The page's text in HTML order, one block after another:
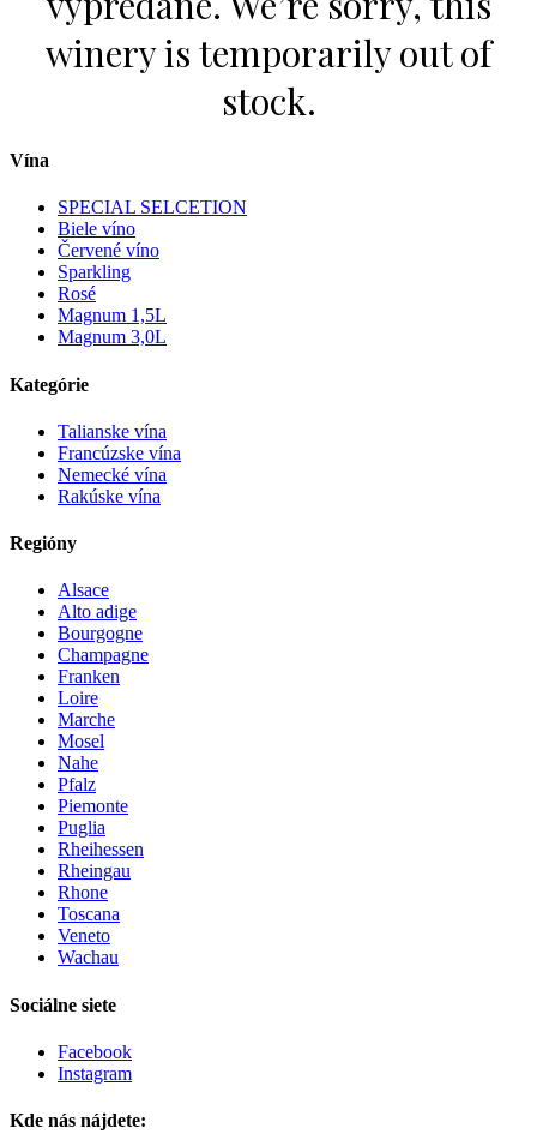
Vína
SPECIAL SELCETION
Biele víno
Červené víno
Sparkling
Rosé
Magnum 1,5L
Magnum 3,0L
Kategórie
Talianske vína
Francúzske vína
Nemecké vína
Rakúske vína
Regióny
Alsace
Alto adige
Bourgogne
Champagne
Franken
Loire
Marche
Mosel
Nahe
Pfalz
Piemonte
Puglia
Rheihessen
Rheingau
Rhone
Toscana
Veneto
Wachau
Sociálne siete
Facebook
Instagram
Kde nás nájdete: